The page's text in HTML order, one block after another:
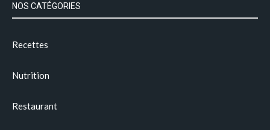
NOS CATÉGORIES
Recettes
Nutrition
Restaurant